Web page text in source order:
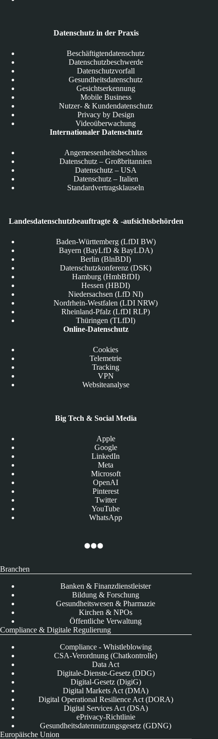
Datenschutz in der Praxis
Beschäftigtendatenschutz
Datenschutzbeschwerde
Datenschutzvorfall
Gesundheitsdatenschutz
Gesichtserkennung
Mobile Business
Nutzer- & Kundendatenschutz
Privacy by Design
Videoüberwachung
Internationaler Datenschutz
Angemessenheitsbeschluss
Datenschutz – Großbritannien
Datenschutz – USA
Datenschutz – Italien
Standardvertragsklauseln
Landesdatenschutzbeauftragte & -aufsichtsbehörden
Baden-Württemberg (LfDI BW)
Bayern (BayLfD & BayLDA)
Berlin (BlnBDI)
Datenschutzkonferenz (DSK)
Hamburg (HmbBfDI)
Hessen (HBDI)
Niedersachsen (LfD NI)
Nordrhein-Westfalen (LDI NRW)
Rheinland-Pfalz (LfDI RLP)
Thüringen (TLfDI)
Online-Datenschutz
Cookies
Telemetrie
Tracking
VPN
Websiteanalyse
Big Tech & Social Media
Apple
Google
LinkedIn
Meta
Microsoft
OpenAI
Pinterest
Twitter
YouTube
WhatsApp
Branchen
Banken & Finanzdienstleister
Bildung & Forschung
Gesundheitswesen & Pharmazie
Kirchen & NPOs
Öffentliche Verwaltung
Compliance & Digitale Regulierung
Compliance - Whistleblowing
CSA-Verordnung (Chatkontrolle)
Data Act
Digitale-Dienste-Gesetz (DDG)
Digital-Gesetz (DigiG)
Digital Markets Act (DMA)
Digital Operational Resilience Act (DORA)
Digital Services Act (DSA)
ePrivacy-Richtlinie
Gesundheitsdatennutzungsgesetz (GDNG)
Europäische Union